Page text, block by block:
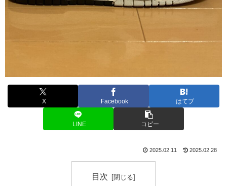
X Facebook はてブ
LINE コピー
2025.02.11 2025.02.28
目次